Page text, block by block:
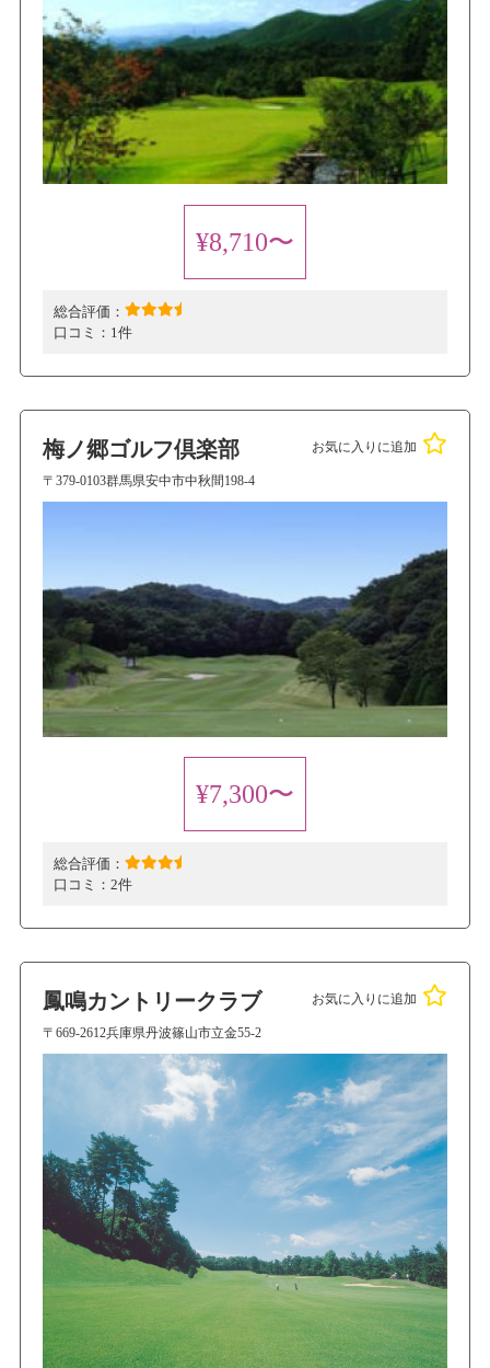
¥8,710〜
総合評価：
口コミ： 1件
梅ノ郷ゴルフ倶楽部
〒379-0103群馬県安中市中秋間198-4
¥7,300〜
総合評価：
口コミ： 2件
お気に入りに追加
鳳鳴カントリークラブ
〒669-2612兵庫県丹波篠山市立金55-2
お気に入りに追加